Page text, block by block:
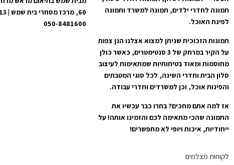
תמונה לחדרי ילדים, תמונה למשרד ותמונה
לפינת האוכל.
תמונות הזכוכית שניתן למצוא אצלנו הנן צפות
על הקיר במרחק של 3 סנטימטרים, כאשר כולן
מחוסמות ומאוד בטיחותיות שמתאימות לעיצוב
סלון הבית וחדרי השינה, לכל סוגי המטבחים
והפינות אוכל, וכן למשרדים וחדרי עבודה.
אז למה אתם מחכים? בחרו כבר עכשיו את
התמונה שהכי מתאימה לכם והזמינו אותה! על
ייחודיות, איכות ויופי לא מתפשרים!
050-8481600
לקוחות מצלמים